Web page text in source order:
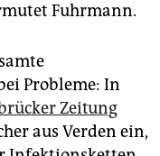
Fuhrmann.
Probleme: In
Zeitung
aus Verden ein,